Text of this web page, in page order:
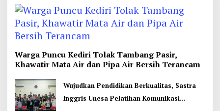
Warga Puncu Kediri Tolak Tambang Pasir,
Khawatir Mata Air dan Pipa Air Bersih Terancam
Wujudkan Pendidikan Berkualitas, Sastra
Inggris Unesa Pelatihan Komunikasi